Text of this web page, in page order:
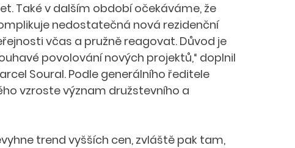
Také v dalším období očekáváme, že
nedostatečná nová rezidenční
včas a pružně reagovat. Důvod je
povolování nových projektů,“ doplnil
Soural. Podle generálního ředitele
vzroste význam družstevního a
trend vyšších cen, zvláště pak tam,